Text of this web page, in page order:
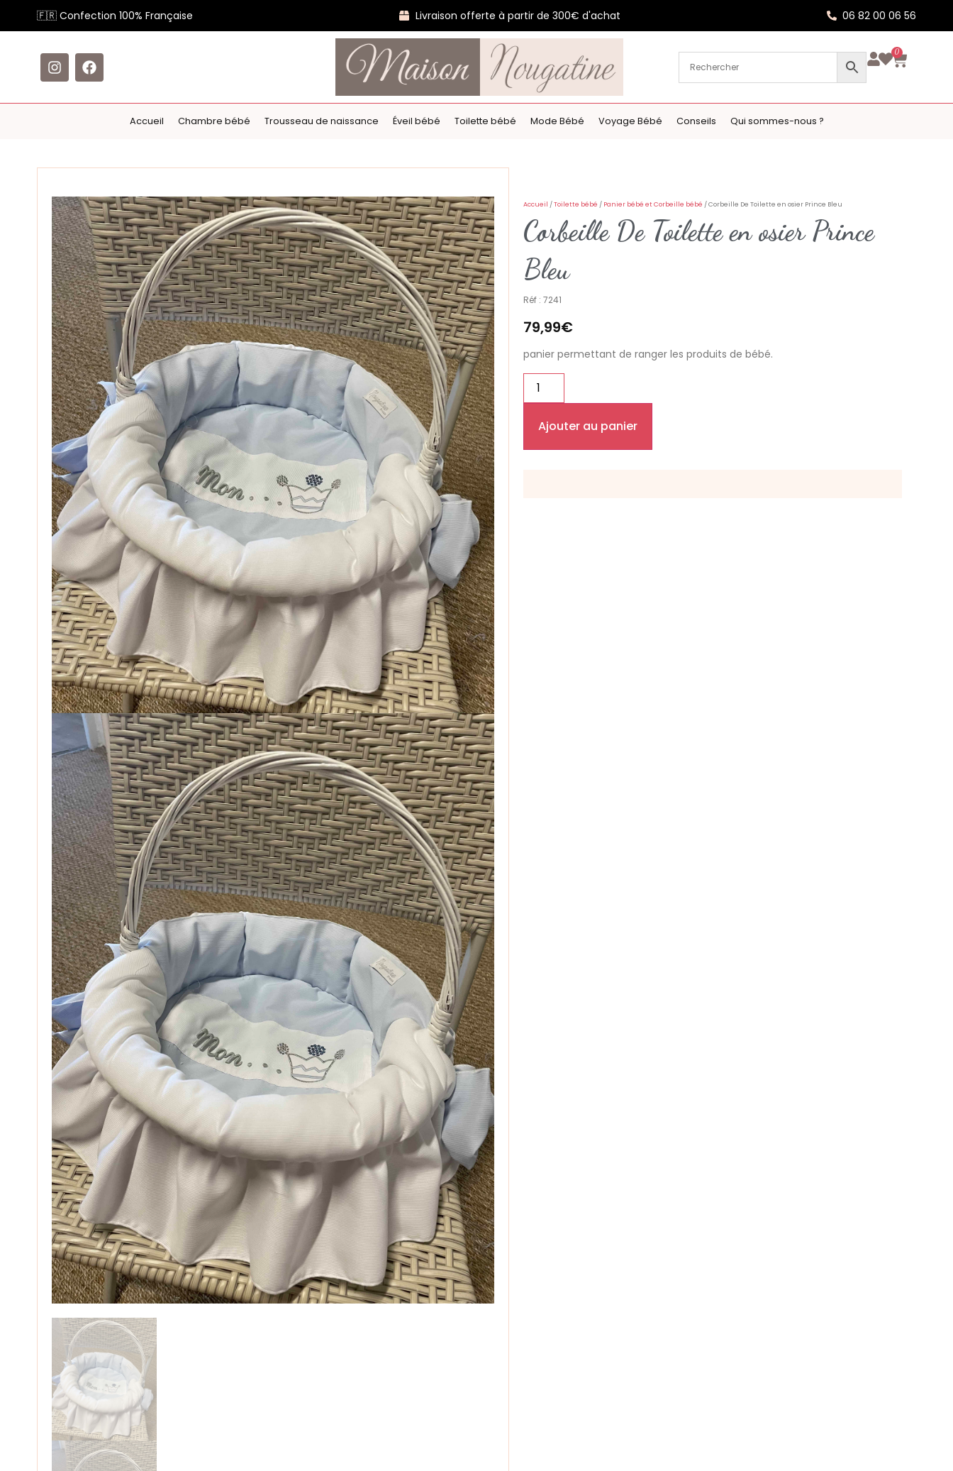
🇫🇷 Confection 100% Française Livraison offerte à partir de 300€ d'achat 06 82 00 06 56
0
Accueil Chambre bébé Trousseau de naissance Éveil bébé Toilette bébé Mode Bébé Voyage Bébé Conseils Qui sommes-nous ?
Accueil /Toilette bébé / Panier bébé et Corbeille bébé / Corbeille De Toilette en osier Prince Bleu
Corbeille De Toilette en osier Prince
Bleu
Réf : 7241
79,99€
panier permettant de ranger les produits de bébé.
Ajouter au panier